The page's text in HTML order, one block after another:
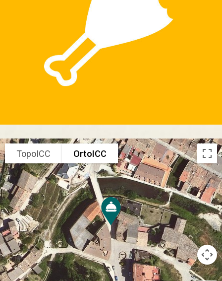
TopoICC OrtoICC